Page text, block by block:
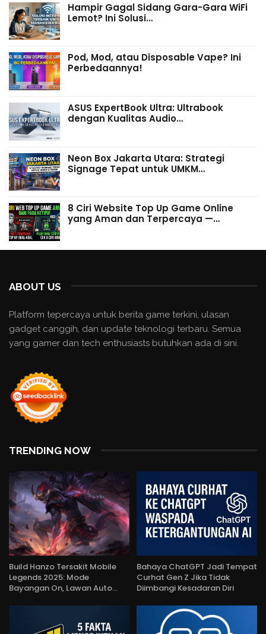
Hampir Gagal Sidang Gara-Gara WiFi
Lemot? Ini Solusi…
Pod, Mod, atau Disposable Vape? Ini
Perbedaannya!
ASUS ExpertBook Ultra: Ultrabook
dengan Kualitas Audio…
Neon Box Jakarta Utara: Strategi
Signage Tepat untuk UMKM…
8 Ciri Website Top Up Game Online
yang Aman dan Terpercaya —…
ABOUT US
Platform tepercaya untuk berita game terkini, ulasan
gadget canggih, dan update teknologi terbaru. Semua
yang gamer dan tech enthusiasts butuhkan ada di sini.
TRENDING NOW
Build Hanzo Tersakit Mobile
Legends 2025: Mode
Bayangan On, Lawan Auto…
Bahaya ChatGPT Jadi Tempat
Curhat Gen Z Jika Tidak
Diimbangi Kesadaran Diri